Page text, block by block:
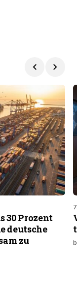
30 Prozent
deutsche
zu